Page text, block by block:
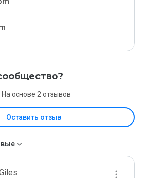
На основе 2 отзывов
Оставить отзыв